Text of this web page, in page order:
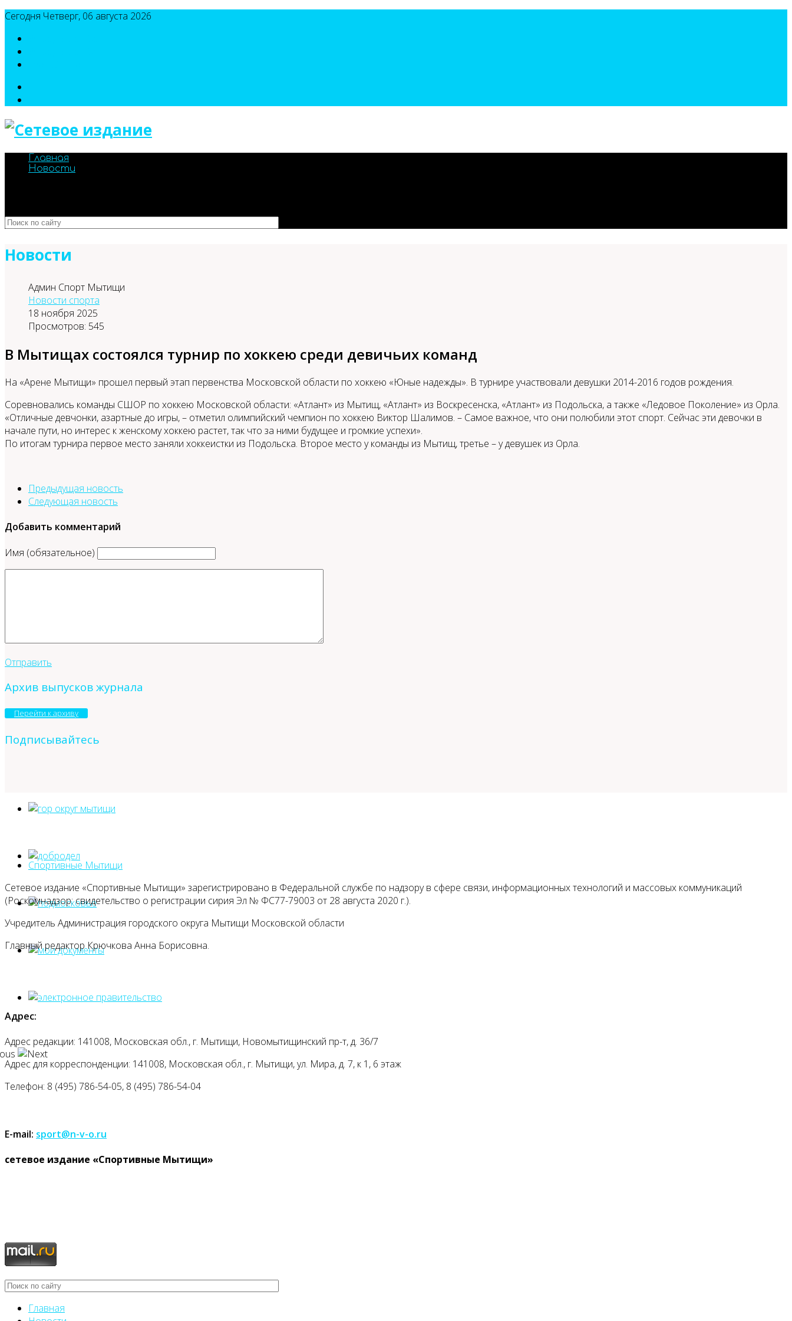
Сегодня Четверг, 06 августа 2026
Главная
Новости
Новости
Админ Спорт Мытищи
Новости спорта
18 ноября 2025
Просмотров: 545
В Мытищах состоялся турнир по хоккею среди девичьих команд
На «Арене Мытищи» прошел первый этап первенства Московской области по хоккею «Юные надежды». В турнире участвовали девушки 2014-2016 годов рождения.
Соревновались команды СШОР по хоккею Московской области: «Атлант» из Мытищ, «Атлант» из Воскресенска, «Атлант» из Подольска, а также «Ледовое Поколение» из Орла.
«Отличные девчонки, азартные до игры, – отметил олимпийский чемпион по хоккею Виктор Шалимов. – Самое важное, что они полюбили этот спорт. Сейчас эти девочки в
начале пути, но интерес к женскому хоккею растет, так что за ними будущее и громкие успехи».
По итогам турнира первое место заняли хоккеистки из Подольска. Второе место у команды из Мытищ, третье – у девушек из Орла.
Предыдущая новость
Следующая новость
Добавить комментарий
Имя (обязательное)
Отправить
Архив выпусков журнала
Перейти к архиву
Подписывайтесь
Спортивные Мытищи
Сетевое издание «Спортивные Мытищи» зарегистрировано в Федеральной службе по надзору в сфере связи, информационных технологий и массовых коммуникаций
(Роскомнадзор: свидетельство о регистрации сирия Эл № ФС77-79003 от 28 августа 2020 г.).
Учредитель Администрация городского округа Мытищи Московской области
Главный редактор Крючкова Анна Борисовна.
Адрес:
Адрес редакции: 141008, Московская обл., г. Мытищи, Новомытищинский пр-т, д. 36/7
Адрес для корреспонденции: 141008, Московская обл., г. Мытищи, ул. Мира, д. 7, к 1, 6 этаж
Телефон: 8 (495) 786-54-05, 8 (495) 786-54-04
E-mail: sport@n-v-o.ru
cетевое издание «Спортивные Мытищи»
Главная